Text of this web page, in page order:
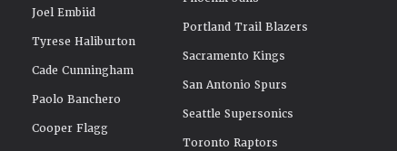
Joel Embiid
Tyrese Haliburton
Cade Cunningham
Paolo Banchero
Cooper Flagg
Portland Trail Blazers
Sacramento Kings
San Antonio Spurs
Seattle Supersonics
Toronto Raptors